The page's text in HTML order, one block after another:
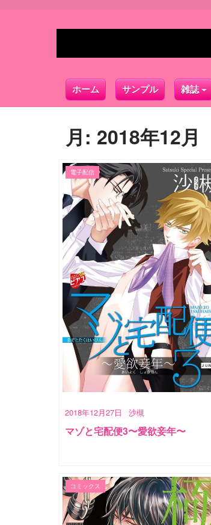
ホーム サンプル 雑誌
月: 2018年12月
2018年12月27日 沙槻
電子配信
マゾと宅配便3〜愛欲妾年〜
コミックス